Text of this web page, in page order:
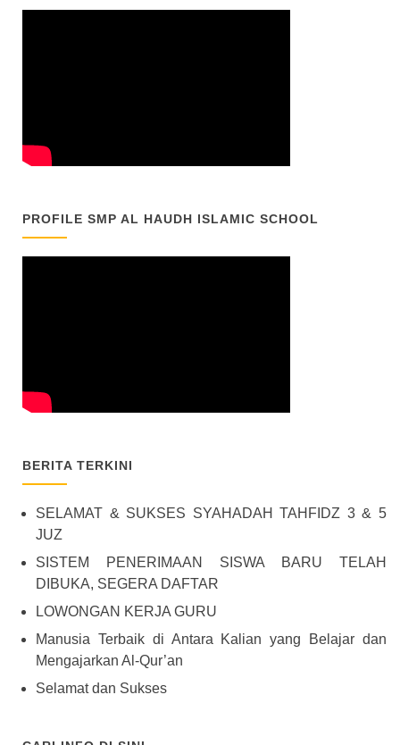
PROFILE SMP AL HAUDH ISLAMIC SCHOOL
BERITA TERKINI
SELAMAT & SUKSES SYAHADAH TAHFIDZ 3 & 5
JUZ
SISTEM PENERIMAAN SISWA BARU TELAH
DIBUKA, SEGERA DAFTAR
LOWONGAN KERJA GURU
Manusia Terbaik di Antara Kalian yang Belajar dan
Mengajarkan Al-Qur’an
Selamat dan Sukses